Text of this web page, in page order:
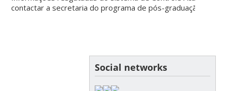
contactar a secretaria do programa de pós-graduação.
Social networks